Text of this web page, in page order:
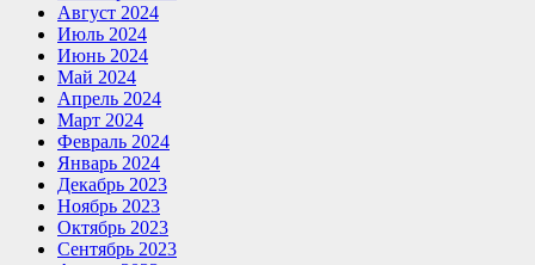
Август 2024
Июль 2024
Июнь 2024
Май 2024
Апрель 2024
Март 2024
Февраль 2024
Январь 2024
Декабрь 2023
Ноябрь 2023
Октябрь 2023
Сентябрь 2023